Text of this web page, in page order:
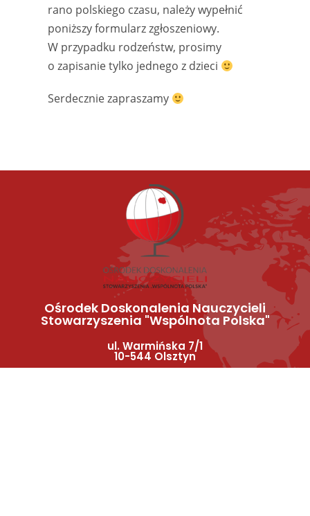
rano polskiego czasu, należy wypełnić
poniższy formularz zgłoszeniowy.
W przypadku rodzeństw, prosimy
o zapisanie tylko jednego z dzieci
Serdecznie zapraszamy
Ośrodek Doskonalenia Nauczycieli
Stowarzyszenia "Wspólnota Polska"
ul. Warmińska 7/1
10-544 Olsztyn